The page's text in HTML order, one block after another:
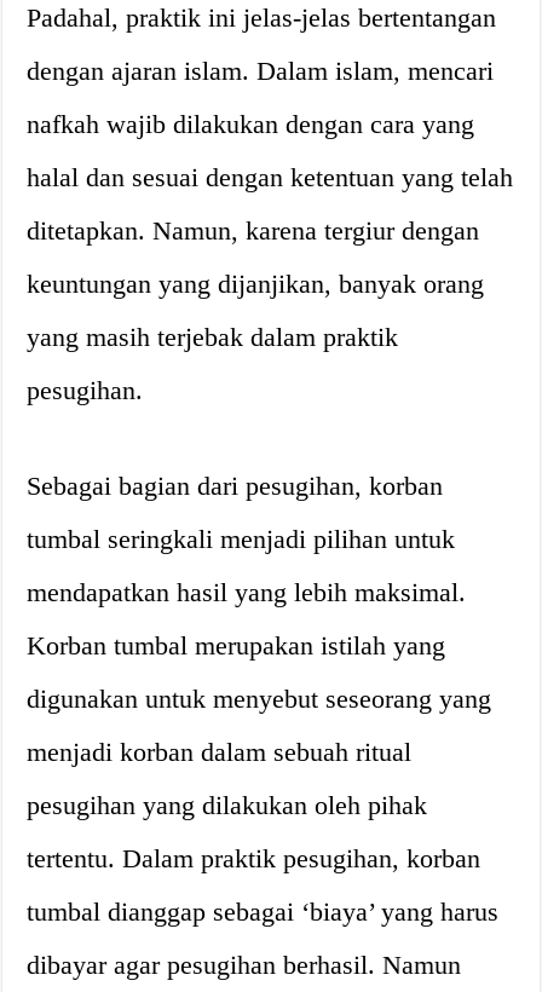
Padahal, praktik ini jelas-jelas bertentangan
dengan ajaran islam. Dalam islam, mencari
nafkah wajib dilakukan dengan cara yang
halal dan sesuai dengan ketentuan yang telah
ditetapkan. Namun, karena tergiur dengan
keuntungan yang dijanjikan, banyak orang
yang masih terjebak dalam praktik
pesugihan.
Sebagai bagian dari pesugihan, korban
tumbal seringkali menjadi pilihan untuk
mendapatkan hasil yang lebih maksimal.
Korban tumbal merupakan istilah yang
digunakan untuk menyebut seseorang yang
menjadi korban dalam sebuah ritual
pesugihan yang dilakukan oleh pihak
tertentu. Dalam praktik pesugihan, korban
tumbal dianggap sebagai ‘biaya’ yang harus
dibayar agar pesugihan berhasil. Namun